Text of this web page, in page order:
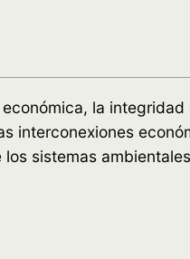
la integridad
interconexiones
sistemas